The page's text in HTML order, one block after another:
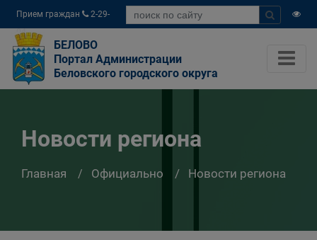
Прием граждан
2-29-
04
БЕЛОВО
Портал Администрации
Беловского городского округа
Новости региона
Главная Официально Новости региона